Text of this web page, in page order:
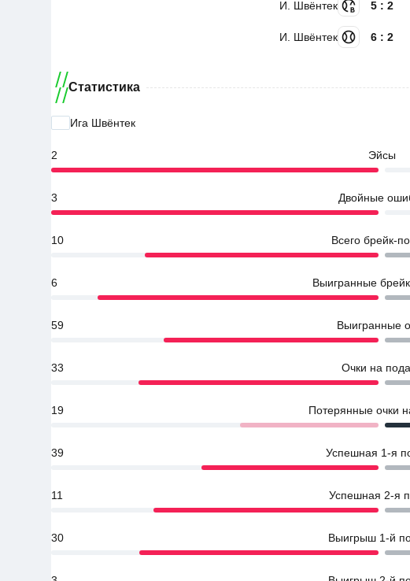
И. Швёнтек 5 : 2
И. Швёнтек 6 : 2
Статистика
Ига Швёнтек
2 Эйсы
3 Двойные
10 Всего брейк-
6 Выигранные
59 Выигранные
33 Очки на
19 Потерянные очки
39 Успешная 1-я
11 Успешная 2-я
30 Выигрыш 1-й